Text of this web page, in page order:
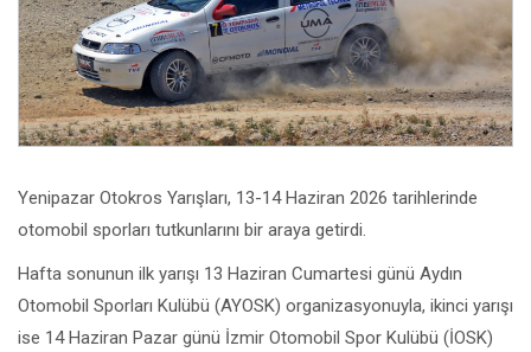
Yenipazar Otokros Yarışları, 13-14 Haziran 2026 tarihlerinde
otomobil sporları tutkunlarını bir araya getirdi.
Hafta sonunun ilk yarışı 13 Haziran Cumartesi günü Aydın
Otomobil Sporları Kulübü (AYOSK) organizasyonuyla, ikinci yarışı
ise 14 Haziran Pazar günü İzmir Otomobil Spor Kulübü (İOSK)